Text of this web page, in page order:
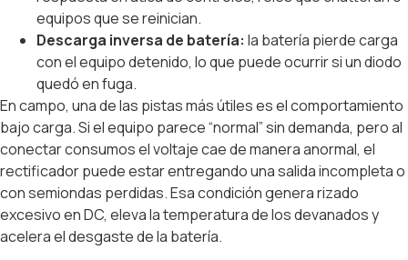
equipos que se reinician.
Descarga inversa de batería: la batería pierde carga
con el equipo detenido, lo que puede ocurrir si un diodo
quedó en fuga.
En campo, una de las pistas más útiles es el comportamiento
bajo carga. Si el equipo parece “normal” sin demanda, pero al
conectar consumos el voltaje cae de manera anormal, el
rectificador puede estar entregando una salida incompleta o
con semiondas perdidas. Esa condición genera rizado
excesivo en DC, eleva la temperatura de los devanados y
acelera el desgaste de la batería.